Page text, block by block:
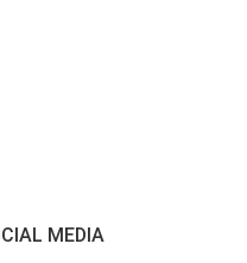
MEDIA